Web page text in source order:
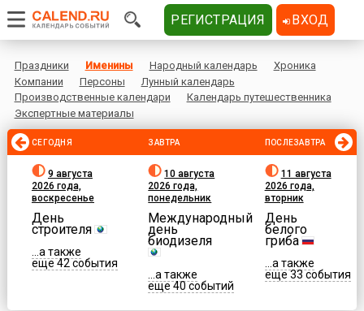
Праздники Именины Народный календарь
Хроника
Компании
Персоны
Лунный календарь
Производственные календари
Календарь путешественника
Экспертные материалы
СЕГОДНЯ
9 августа
2026 года,
воскресенье
День
строителя
...а также
еще 42 события
ЗАВТРА
10 августа
2026 года,
понедельник
Международный
день
биодизеля
...а также
еще 40 событий
ПОСЛЕЗАВТРА
11 августа
2026 года,
вторник
День
белого
гриба
...а также
еще 33 события
РЕГИСТРАЦИЯ ВХОД